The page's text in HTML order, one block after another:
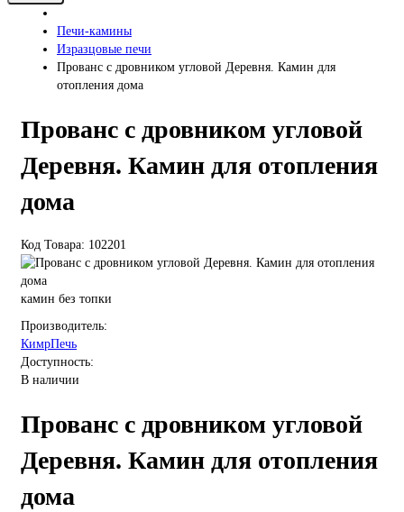
Печи-камины
Изразцовые печи
Прованс с дровником угловой Деревня. Камин для
отопления дома
Прованс с дровником угловой
Деревня. Камин для отопления
дома
Код Товара: 102201
камин без топки
Производитель:
КимрПечь
Доступность:
В наличии
Прованс с дровником угловой
Деревня. Камин для отопления
дома